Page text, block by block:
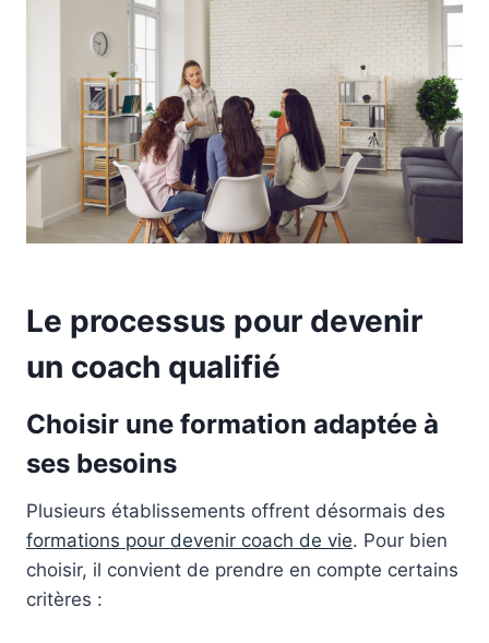
Le processus pour devenir
un coach qualifié
Choisir une formation adaptée à
ses besoins
Plusieurs établissements offrent désormais des
formations pour devenir coach de vie. Pour bien
choisir, il convient de prendre en compte certains
critères :